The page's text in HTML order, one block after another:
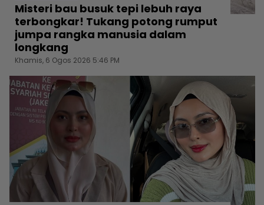
Misteri bau busuk tepi lebuh raya
terbongkar! Tukang potong rumput
jumpa rangka manusia dalam
longkang
Khamis, 6 Ogos 2026 5:46 PM